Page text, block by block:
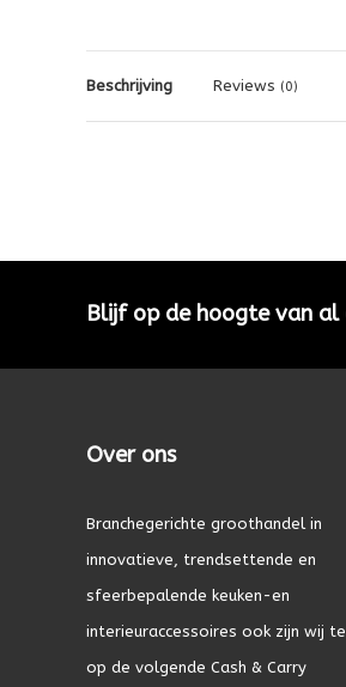
Beschrijving Reviews (0)
Blijf op de hoogte van al
Over ons
Branchegerichte groothandel in
innovatieve, trendsettende en
sfeerbepalende keuken-en
interieuraccessoires ook zijn wij
op de volgende Cash & Carry